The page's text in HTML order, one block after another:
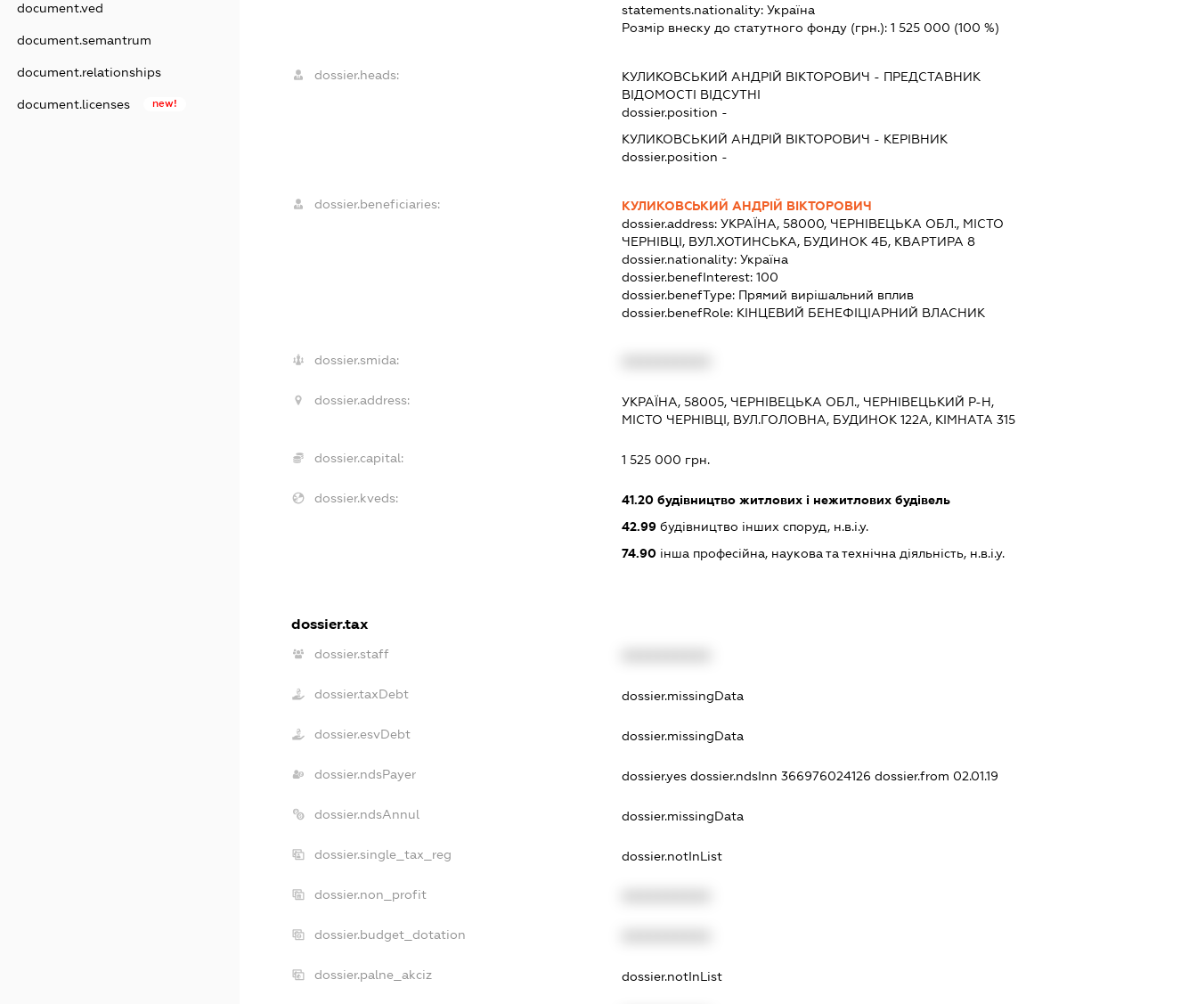
document.ved
document.semantrum
document.relationships
document.licenses new!
statements.nationality: Україна
Розмір внеску до статутного фонду (грн.): 1 525 000 (100 %)
dossier.heads: КУЛИКОВСЬКИЙ АНДРІЙ ВІКТОРОВИЧ - ПРЕДСТАВНИК
ВІДОМОСТІ ВІДСУТНІ
dossier.position -
КУЛИКОВСЬКИЙ АНДРІЙ ВІКТОРОВИЧ - КЕРІВНИК
dossier.position -
dossier.beneficiaries:
КУЛИКОВСЬКИЙ АНДРІЙ ВІКТОРОВИЧ
dossier.address: УКРАЇНА, 58000, ЧЕРНІВЕЦЬКА ОБЛ., МІСТО
ЧЕРНІВЦІ, ВУЛ.ХОТИНСЬКА, БУДИНОК 4Б, КВАРТИРА 8
dossier.nationality: Україна
dossier.benefInterest: 100
dossier.benefType: Прямий вирішальний вплив
dossier.benefRole: КІНЦЕВИЙ БЕНЕФІЦІАРНИЙ ВЛАСНИК
dossier.smida:
dossier.address:
УКРАЇНА, 58005, ЧЕРНІВЕЦЬКА ОБЛ., ЧЕРНІВЕЦЬКИЙ Р-Н,
МІСТО ЧЕРНІВЦІ, ВУЛ.ГОЛОВНА, БУДИНОК 122А, КІМНАТА 315
dossier.capital: 1 525 000 грн.
dossier.kveds: 41.20будівництво житлових і нежитлових будівель
42.99будівництво інших споруд, н.в.і.у.
74.90інша професійна, наукова та технічна діяльність, н.в.і.у.
dossier.tax
dossier.staff
dossier.taxDebt dossier.missingData
dossier.esvDebt dossier.missingData
dossier.ndsPayer dossier.yes dossier.ndsInn 366976024126 dossier.from 02.01.19
dossier.ndsAnnul dossier.missingData
dossier.single_tax_reg dossier.notInList
dossier.non_profit
dossier.budget_dotation
dossier.palne_akciz dossier.notInList